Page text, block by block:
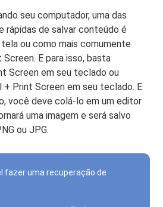
seu computador, uma das
rápidas de salvar conteúdo é
ou como mais comumente
E para isso, basta
Screen em seu teclado ou
Print Screen em seu teclado. E
você deve colá-lo em um editor
uma imagem e será salvo
ou JPG.
fazer uma recuperação de